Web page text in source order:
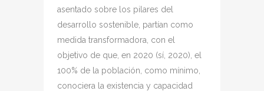
asentado sobre los pilares del
desarrollo sostenible, partían como
medida transformadora, con el
objetivo de que, en 2020 (sí, 2020), el
100% de la población, como mínimo,
conociera la existencia y capacidad